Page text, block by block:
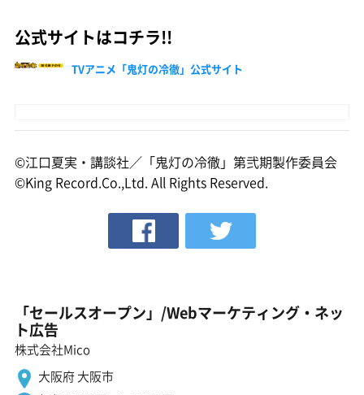
公式サイトはコチラ!!
TVアニメ「鬼灯の冷徹」公式サイト
©江口夏実・講談社／「鬼灯の冷徹」第弐期製作委員会
©King Record.Co.,Ltd. All Rights Reserved.
「セールスオープン」/Webマーケティング・ネッ
ト広告
株式会社Mico
大阪府 大阪市